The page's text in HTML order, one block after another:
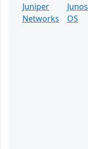
Juniper
Networks
Junos
OS